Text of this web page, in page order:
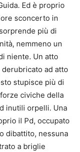
Ed è proprio
sconcerto in
più di
nemmeno un
niente. Un atto
ad atto
stupisce più di
civiche della
inutili orpelli. Una
il Pd, occupato
dibattito, nessuna
a briglie